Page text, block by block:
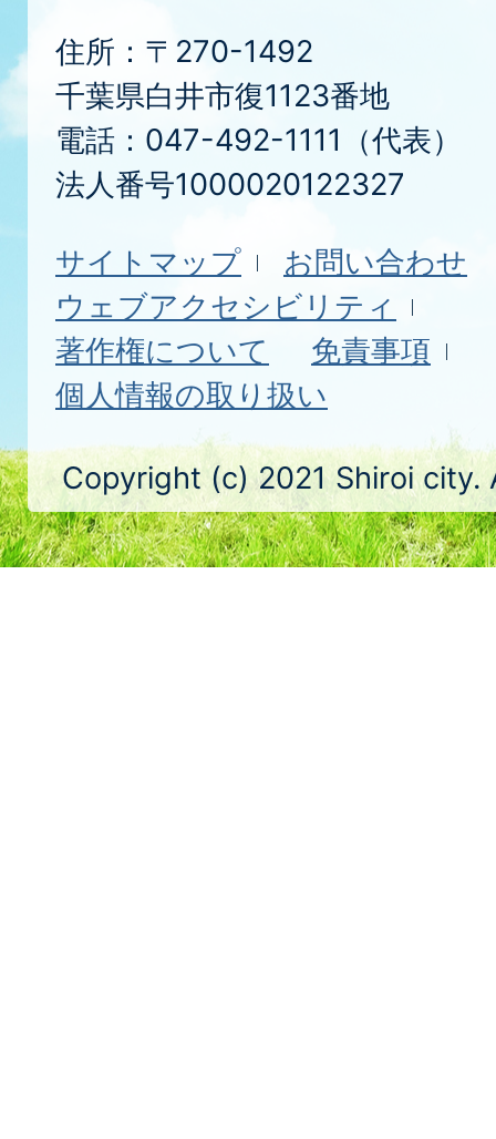
住所：〒270-1492
千葉県白井市復1123番地
電話：047-492-1111（代表）
法人番号1000020122327
サイトマップ
お問い合わせ
ウェブアクセシビリティ
著作権について
免責事項
個人情報の取り扱い
Copyright (c) 2021 Shiroi city.